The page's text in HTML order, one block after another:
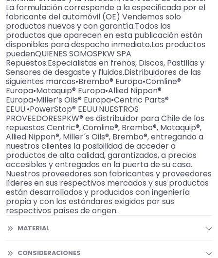
La formulación corresponde a la especificada por el
fabricante del automóvil (OE) Vendemos solo
productos nuevos y con garantía.Todos los
productos que aparecen en esta publicación están
disponibles para despacho inmediato.Los productos
puedenQUIENES SOMOSPKW SPA
Repuestos.Especialistas en frenos, Discos, Pastillas y
Sensores de desgaste y fluidos.Distribuidores de las
siguientes marcas•Brembo® Europa•Comline®
Europa•Motaquip® Europa•Allied Nippon®
Europa•Miller’s Oils® Europa•Centric Parts®
EEUU.•PowerStop® EEUU.NUESTROS
PROVEEDORESPKW® es distribuidor para Chile de los
repuestos Centric®, Comline®, Brembo®, Motaquip®,
Allied Nippon®, Miller´s Oils®, Brembo®, entregando a
nuestros clientes la posibilidad de acceder a
productos de alta calidad, garantizados, a precios
accesibles y entregados en la puerta de su casa.
Nuestros proveedores son fabricantes y proveedores
líderes en sus respectivos mercados y sus productos
están desarrollados y producidos con ingeniería
propia y con los estándares exigidos por sus
respectivos países de origen.
MATERIAL
CONSIDERACIONES